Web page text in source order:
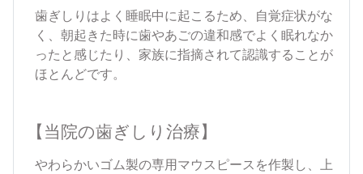
歯ぎしりはよく睡眠中に起こるため、自覚症状がな
く、朝起きた時に歯やあごの違和感でよく眠れなか
ったと感じたり、家族に指摘されて認識することが
ほとんどです。
【当院の歯ぎしり治療】
やわらかいゴム製の専用マウスピースを作製し、上